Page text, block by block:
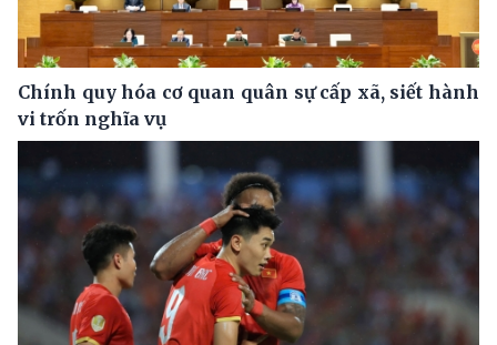
Chính quy hóa cơ quan quân sự cấp xã, siết hành
vi trốn nghĩa vụ